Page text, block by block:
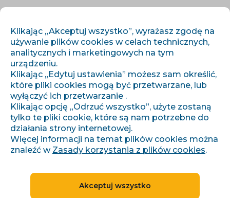
Úvod ›Artykuły i informacje›Krásné Vánoce a šťastný nový rok
nový rok
Klikając „Akceptuj wszystko”, wyrażasz zgodę na
używanie plików cookies w celach technicznych,
analitycznych i marketingowych na tym
urządzeniu.
Klikając „Edytuj ustawienia” możesz sam określić,
które pliki cookies mogą być przetwarzane, lub
wyłączyć ich przetwarzanie .
Klikając opcję „Odrzuć wszystko”, użyte zostaną
tylko te pliki cookie, które są nam potrzebne do
działania strony internetowej.
Więcej informacji na temat plików cookies można
znaleźć w Zasady korzystania z plików cookies.
Akceptuj wszystko